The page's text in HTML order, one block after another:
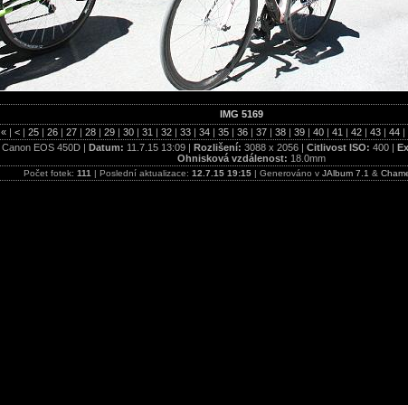
IMG 5169
« | < | 25 | 26 | 27 | 28 | 29 | 30 | 31 | 32 | 33 | 34 | 35 | 36 | 37 | 38 | 39 | 40 | 41 | 42 | 43 | 44 |
Canon EOS 450D | Datum: 11.7.15 13:09 | Rozlišení: 3088 x 2056 | Citlivost ISO: 400 |
Ohnisková vzdálenost: 18.0mm
Počet fotek: 111 | Poslední aktualizace: 12.7.15 19:15| Generováno v JAlbum 7.1 &